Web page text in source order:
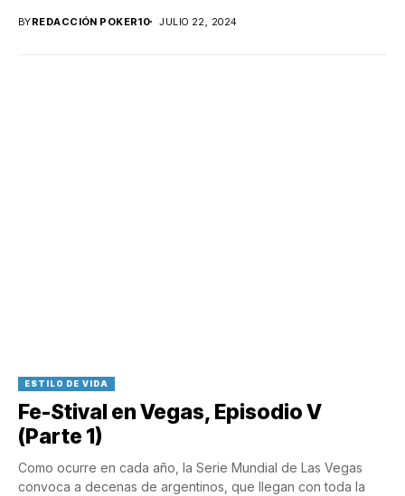
BYREDACCIÓN POKER10 JULIO 22, 2024
ESTILO DE VIDA
Fe-Stival en Vegas, Episodio V
(Parte 1)
Como ocurre en cada año, la Serie Mundial de Las Vegas
convoca a decenas de argentinos, que llegan con toda la